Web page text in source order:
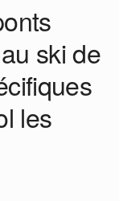
ski de
les